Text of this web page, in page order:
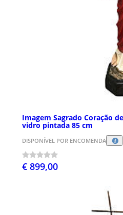
Imagem Sagrado Coração
vidro pintada 85 cm
DISPONÍVEL POR ENCOMENDA
€ 899,00